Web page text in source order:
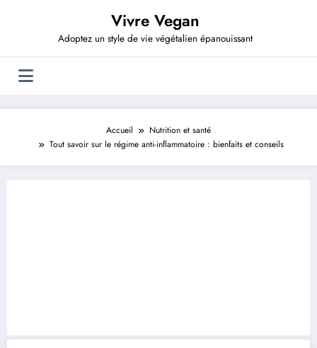
Vivre Vegan
Adoptez un style de vie végétalien épanouissant
Accueil
Nutrition et santé
Tout savoir sur le régime anti-inflammatoire : bienfaits et conseils